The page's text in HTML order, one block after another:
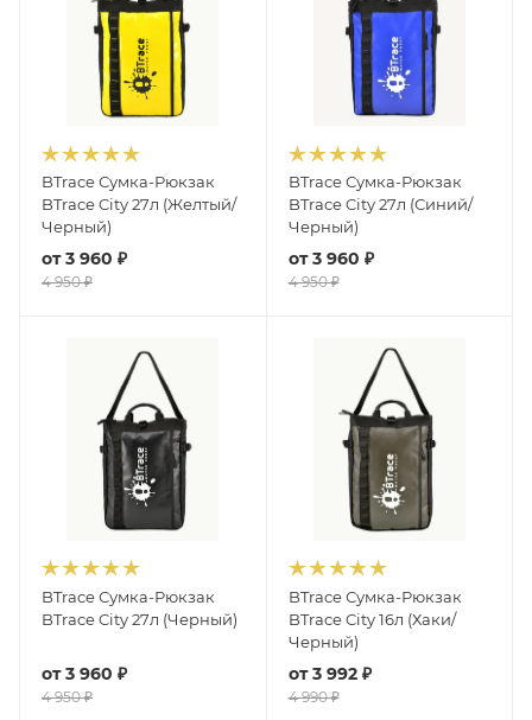
BTrace Сумка-Рюкзак
BTrace City 27л (Желтый/
Черный)
от3 960 ₽
4 950 ₽
BTrace Сумка-Рюкзак
BTrace City 27л (Синий/
Черный)
от3 960 ₽
4 950 ₽
BTrace Сумка-Рюкзак
BTrace City 27л (Черный)
от3 960 ₽
4 950 ₽
BTrace Сумка-Рюкзак
BTrace City 16л (Хаки/
Черный)
от3 992 ₽
4 990 ₽